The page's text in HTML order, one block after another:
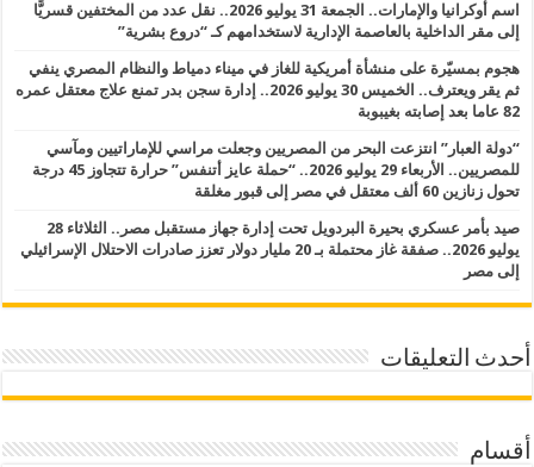
اسم أوكرانيا والإمارات.. الجمعة 31 يوليو 2026.. نقل عدد من المختفين قسريًّا
إلى مقر الداخلية بالعاصمة الإدارية لاستخدامهم كـ “دروع بشرية”
هجوم بمسيّرة على منشأة أمريكية للغاز في ميناء دمياط والنظام المصري ينفي
ثم يقر ويعترف.. الخميس 30 يوليو 2026.. إدارة سجن بدر تمنع علاج معتقل عمره
82 عاما بعد إصابته بغيبوبة
“دولة العبار” انتزعت البحر من المصريين وجعلت مراسي للإماراتيين ومآسي
للمصريين.. الأربعاء 29 يوليو 2026.. “حملة عايز أتنفس” حرارة تتجاوز 45 درجة
تحول زنازين 60 ألف معتقل في مصر إلى قبور مغلقة
صيد بأمر عسكري بحيرة البردويل تحت إدارة جهاز مستقبل مصر.. الثلاثاء 28
يوليو 2026.. صفقة غاز محتملة بـ 20 مليار دولار تعزز صادرات الاحتلال الإسرائيلي
إلى مصر
أحدث التعليقات
أقسام